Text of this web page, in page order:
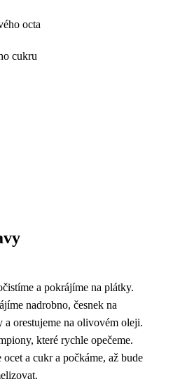
octa
cukru
a pokrájíme na plátky.
nadrobno, česnek na
a orestujeme na olivovém oleji.
které rychle opečeme.
ocet a cukr a počkáme, až bude